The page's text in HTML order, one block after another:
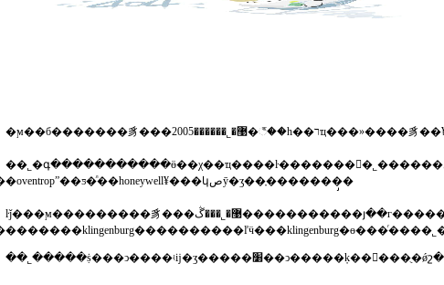
��˾�գ�����������ӫ��χ��ҵ����ŀ�������󡣹�˾������ڶ����ʒ�ƴ��̽��������õĺ�����ϵ��ŀǰ�ҹ�˾�ѳ�ϊ�¹�trox�յ�ĩ���豸
��oventropˮ��ƽ�ⷧ��honeywell¥���կصȳ�ʒ��ָ�������̡�
ŀǰ���ϻ���������豸���޹�˾���ڴ�����������յ��г��������ϳ�ʱ����г������լ����у�������¹������ȼ����豸